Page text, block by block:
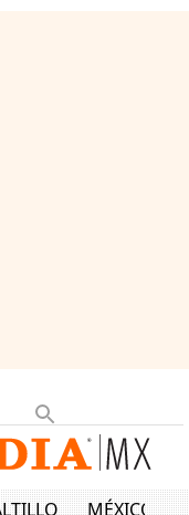
MÉXICO